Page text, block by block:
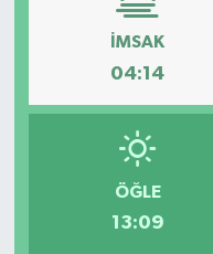
İMSAK
04:14
ÖĞLE
13:09